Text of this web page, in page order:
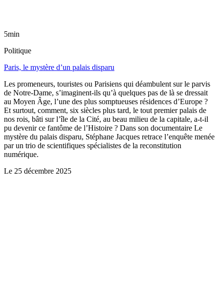
5min
Politique
Paris, le mystère d’un palais disparu
Les promeneurs, touristes ou Parisiens qui déambulent sur le parvis
de Notre-Dame, s’imaginent-ils qu’à quelques pas de là se dressait
au Moyen Âge, l’une des plus somptueuses résidences d’Europe ?
Et surtout, comment, six siècles plus tard, le tout premier palais de
nos rois, bâti sur l’île de la Cité, au beau milieu de la capitale, a-t-il
pu devenir ce fantôme de l’Histoire ? Dans son documentaire Le
mystère du palais disparu, Stéphane Jacques retrace l’enquête menée
par un trio de scientifiques spécialistes de la reconstitution
numérique.
Le 25 décembre 2025